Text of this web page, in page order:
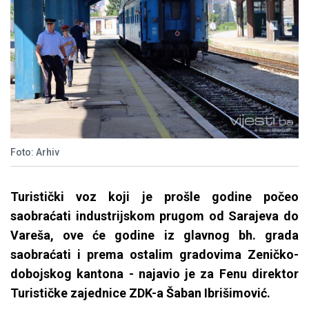
Foto: Arhiv
Turistički voz koji je prošle godine počeo
saobraćati industrijskom prugom od Sarajeva do
Vareša, ove će godine iz glavnog bh. grada
saobraćati i prema ostalim gradovima Zeničko-
dobojskog kantona - najavio je za Fenu direktor
Turističke zajednice ZDK-a Šaban Ibrišimović.